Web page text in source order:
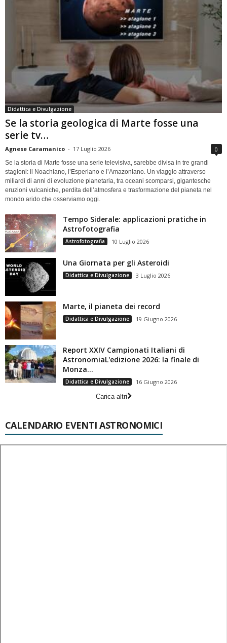
Didattica e Divulgazione
Se la storia geologica di Marte fosse una
serie tv…
Agnese Caramanico - 17 Luglio 2026 0
Se la storia di Marte fosse una serie televisiva, sarebbe divisa in tre grandi
stagioni: il Noachiano, l’Esperiano e l’Amazoniano. Un viaggio attraverso
miliardi di anni di evoluzione planetaria, tra oceani scomparsi, gigantesche
eruzioni vulcaniche, perdita dell’atmosfera e trasformazione del pianeta nel
mondo arido che osserviamo oggi.
Tempo Siderale: applicazioni pratiche in
Astrofotografia
Astrofotografia 10 Luglio 2026
Una Giornata per gli Asteroidi
Didattica e Divulgazione 3 Luglio 2026
Marte, il pianeta dei record
Didattica e Divulgazione 19 Giugno 2026
Report XXIV Campionati Italiani di
AstronomiaL'edizione 2026: la finale di
Monza...
Didattica e Divulgazione
16 Giugno 2026
Carica altri
CALENDARIO EVENTI ASTRONOMICI